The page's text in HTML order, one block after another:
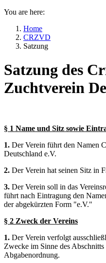
You are here:
Home
CRZVD
Satzung
Satzung des
Zuchtverein
§ 1 Name und Sitz sowie
1. Der Verein führt den Namen
Deutschland e.V.
2. Der Verein hat seinen Sitz in
3. Der Verein soll in das
führt nach Eintragung den
der abgekürzten Form "e.V."
§ 2 Zweck der Vereins
1. Der Verein verfolgt
Zwecke im Sinne des
Abgabenordnung.